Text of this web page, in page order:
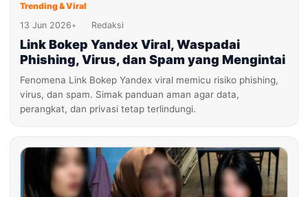
Trending & Viral
13 Jun 2026• Redaksi
Link Bokep Yandex Viral, Waspadai
Phishing, Virus, dan Spam yang Mengintai
Fenomena Link Bokep Yandex viral memicu risiko phishing,
virus, dan spam. Simak panduan aman agar data,
perangkat, dan privasi tetap terlindungi.